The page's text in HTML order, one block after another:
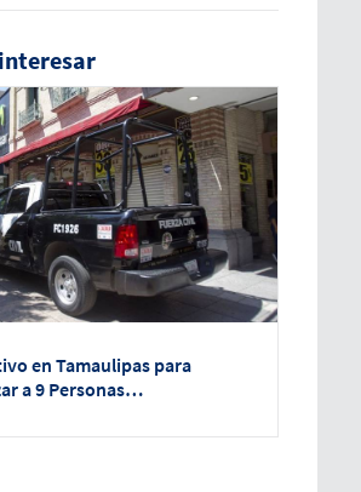
en Tamaulipas para
a 9 Personas